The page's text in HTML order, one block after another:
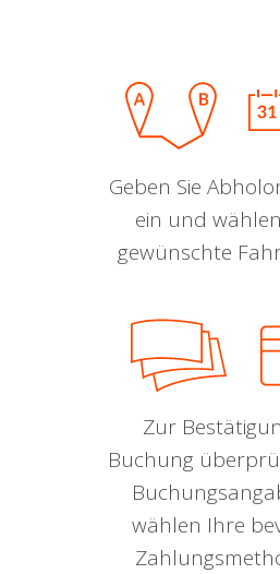
Geben Sie
ein und
gewünschte
Zur
Buchung
wählen Ihre